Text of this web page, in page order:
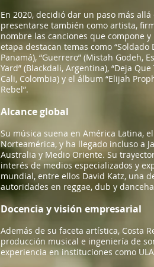
En 2020, decidió dar un paso más
presentarse también como artista,
nombre las canciones que compone y
etapa destacan temas como “Soldado
Panamá), “Guerrero” (Mistah Godeh,
Yard” (Blackdali, Argentina), “Deja Que
Cali, Colombia) y el álbum “Elijah
Rebel”.
Alcance global
Su música suena en América Latina,
Norteamérica, y ha llegado incluso a
Australia y Medio Oriente. Su
interés de medios especializados y
mundial, entre ellos David Katz, una
autoridades en reggae, dub y
Docencia y visión empresarial
Además de su faceta artística, Costa
producción musical e ingeniería de
experiencia en instituciones como